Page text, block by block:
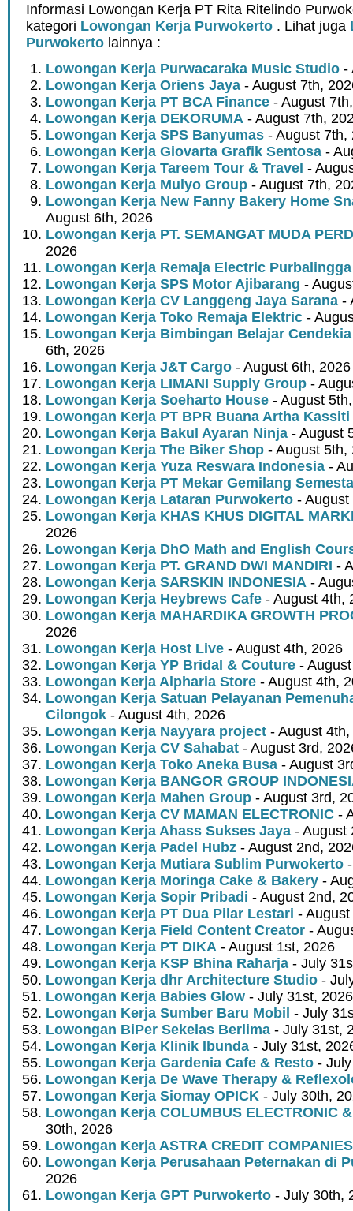
Informasi Lowongan Kerja PT Rita Ritelindo
kategori Lowongan Kerja Purwokerto . Lihat juga
Purwokerto lainnya :
Lowongan Kerja Purwacaraka Music Studio -
Lowongan Kerja Oriens Jaya - August 7th,
Lowongan Kerja PT BCA Finance - August
Lowongan Kerja DEKORUMA - August 7th,
Lowongan Kerja SPS Banyumas - August 7th,
Lowongan Kerja Giovarta Grafik Sentosa -
Lowongan Kerja Tareem Tour & Travel -
Lowongan Kerja Mulyo Group - August 7th,
Lowongan Kerja New Fanny Bakery Home
August 6th, 2026
Lowongan Kerja PT. SEMANGAT MUDA
2026
Lowongan Kerja Remaja Electric Purbalingga
Lowongan Kerja SPS Motor Ajibarang -
Lowongan Kerja CV Langgeng Jaya Sarana -
Lowongan Kerja Toko Remaja Elektric -
Lowongan Kerja Bimbingan Belajar
6th, 2026
Lowongan Kerja J&T Cargo - August 6th, 2026
Lowongan Kerja LIMANI Supply Group -
Lowongan Kerja Soeharto House - August
Lowongan Kerja PT BPR Buana Artha Kassiti
Lowongan Kerja Bakul Ayaran Ninja - August
Lowongan Kerja The Biker Shop - August 5th,
Lowongan Kerja Yuza Reswara Indonesia -
Lowongan Kerja PT Mekar Gemilang Semesta
Lowongan Kerja Lataran Purwokerto -
Lowongan Kerja KHAS KHUS DIGITAL
2026
Lowongan Kerja DhO Math and English
Lowongan Kerja PT. GRAND DWI MANDIRI -
Lowongan Kerja SARSKIN INDONESIA -
Lowongan Kerja Heybrews Cafe - August 4th,
Lowongan Kerja MAHARDIKA GROWTH
2026
Lowongan Kerja Host Live - August 4th, 2026
Lowongan Kerja YP Bridal & Couture -
Lowongan Kerja Alpharia Store - August 4th,
Lowongan Kerja Satuan Pelayanan
Cilongok - August 4th, 2026
Lowongan Kerja Nayyara project - August
Lowongan Kerja CV Sahabat - August 3rd,
Lowongan Kerja Toko Aneka Busa - August
Lowongan Kerja BANGOR GROUP
Lowongan Kerja Mahen Group - August 3rd,
Lowongan Kerja CV MAMAN ELECTRONIC -
Lowongan Kerja Ahass Sukses Jaya - August
Lowongan Kerja Padel Hubz - August 2nd,
Lowongan Kerja Mutiara Sublim Purwokerto
Lowongan Kerja Moringa Cake & Bakery -
Lowongan Kerja Sopir Pribadi - August 2nd,
Lowongan Kerja PT Dua Pilar Lestari -
Lowongan Kerja Field Content Creator -
Lowongan Kerja PT DIKA - August 1st, 2026
Lowongan Kerja KSP Bhina Raharja - July
Lowongan Kerja dhr Architecture Studio -
Lowongan Kerja Babies Glow - July 31st, 2026
Lowongan Kerja Sumber Baru Mobil - July
Lowongan BiPer Sekelas Berlima - July 31st,
Lowongan Kerja Klinik Ibunda - July 31st,
Lowongan Kerja Gardenia Cafe & Resto -
Lowongan Kerja De Wave Therapy &
Lowongan Kerja Siomay OPICK - July 30th,
Lowongan Kerja COLUMBUS ELECTRONIC
30th, 2026
Lowongan Kerja ASTRA CREDIT COMPANIES
Lowongan Kerja Perusahaan Peternakan di
2026
Lowongan Kerja GPT Purwokerto - July 30th,